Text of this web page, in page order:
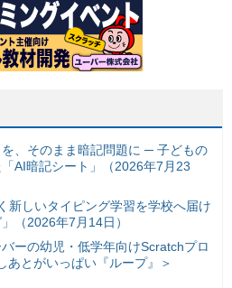
、そのまま暗記問題に ─ 子どもの
AI暗記シート」（2026年7月23
新しいタイピング学習を学校へ届け
（2026年7月14日）
ーの幼児・低学年向けScratchプロ
とがいっぱい『ループ』＞